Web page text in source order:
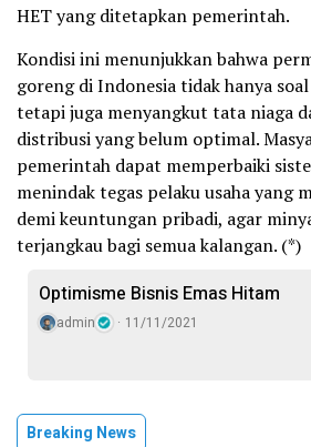
HET yang ditetapkan pemerintah.
Kondisi ini menunjukkan bahwa
goreng di Indonesia tidak hanya
tetapi juga menyangkut tata niaga
distribusi yang belum optimal.
pemerintah dapat memperbaiki
menindak tegas pelaku usaha yang
demi keuntungan pribadi, agar
terjangkau bagi semua kalangan. (*)
Optimisme Bisnis Emas Hitam
admin 11/11/2021
Breaking News